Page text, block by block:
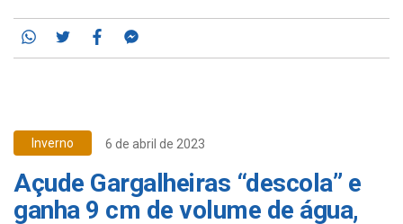
Whatsapp
TwitterFacebook
Inverno 6 de abril de 2023
Açude Gargalheiras “descola” e
ganha 9 cm de volume de água,